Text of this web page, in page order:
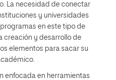
La necesidad de conectar
y universidades
en este tipo de
creación y desarrollo de
elementos para sacar su
enfocada en herramientas